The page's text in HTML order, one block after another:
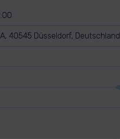
40545 Düsseldorf, Deutschland